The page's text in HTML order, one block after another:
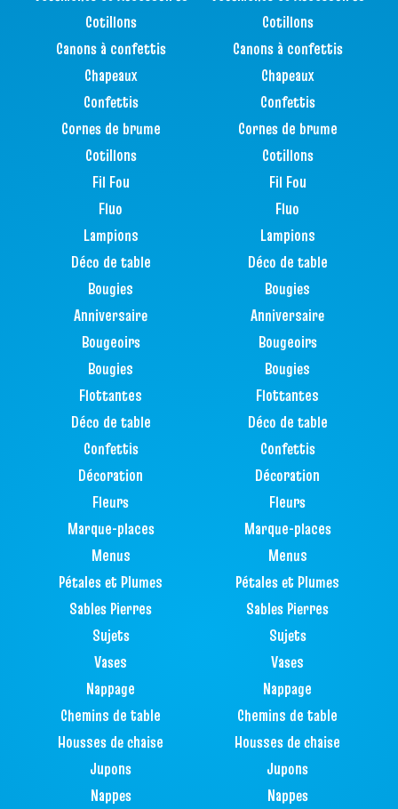
Cotillons
Canons à confettis
Chapeaux
Confettis
Cornes de brume
Cotillons
Fil Fou
Fluo
Lampions
Déco de table
Bougies
Anniversaire
Bougeoirs
Bougies
Flottantes
Déco de table
Confettis
Décoration
Fleurs
Marque-places
Menus
Pétales et Plumes
Sables Pierres
Sujets
Vases
Nappage
Chemins de table
Housses de chaise
Jupons
Nappes
Cotillons
Canons à confettis
Chapeaux
Confettis
Cornes de brume
Cotillons
Fil Fou
Fluo
Lampions
Déco de table
Bougies
Anniversaire
Bougeoirs
Bougies
Flottantes
Déco de table
Confettis
Décoration
Fleurs
Marque-places
Menus
Pétales et Plumes
Sables Pierres
Sujets
Vases
Nappage
Chemins de table
Housses de chaise
Jupons
Nappes